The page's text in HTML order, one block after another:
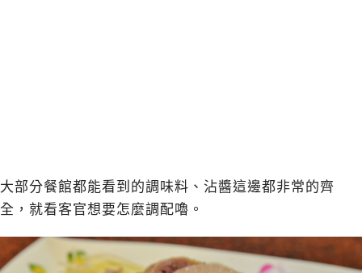
大部分餐館都能看到的調味料、沾醬這邊都非常的齊
全，就看客官想要怎麼調配嚕。